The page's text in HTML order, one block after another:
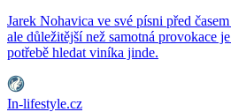
Jarek Nohavica ve své písni před
ale důležitější než samotná provokace
potřebě hledat viníka jinde.
In-lifestyle.cz